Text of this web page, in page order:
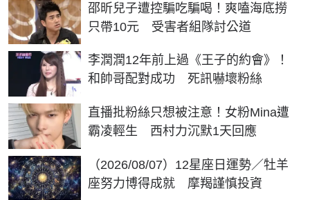
邵昕兒子遭控騙吃騙喝！爽嗑海底撈
只帶10元 受害者組隊討公道
李潤潤12年前上過《王子的約會》！
和帥哥配對成功 死訊嚇壞粉絲
直播批粉絲只想被注意！女粉Mina遭
霸凌輕生 西村力沉默1天回應
（2026/08/07）12星座日運勢／牡羊
座努力博得成就 摩羯謹慎投資